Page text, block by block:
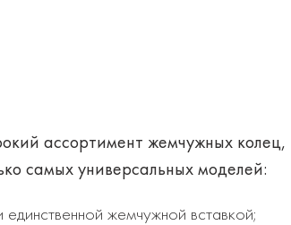
ассортимент жемчужных колец,
самых универсальных моделей:
жемчужной вставкой;